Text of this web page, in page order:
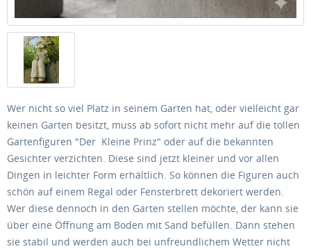
Wer nicht so viel Platz in seinem Garten hat, oder vielleicht gar
keinen Garten besitzt, muss ab sofort nicht mehr auf die tollen
Gartenfiguren "Der Kleine Prinz" oder auf die bekannten
Gesichter verzichten. Diese sind jetzt kleiner und vor allen
Dingen in leichter Form erhältlich. So können die Figuren auch
schön auf einem Regal oder Fensterbrett dekoriert werden.
Wer diese dennoch in den Garten stellen möchte, der kann sie
über eine Öffnung am Boden mit Sand befüllen. Dann stehen
sie stabil und werden auch bei unfreundlichem Wetter nicht